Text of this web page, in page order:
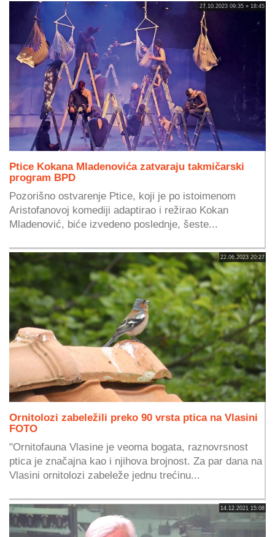
27.10.2023 09:35 » 18:45
Ptice Kokana Mladenovića zatvaraju takmičarski
program BPD
Pozorišno ostvarenje Ptice, koji je po istoimenom
Aristofanovoj komediji adaptirao i režirao Kokan
Mladenović, biće izvedeno poslednje, šeste...
22.06.2023 20:27
Ornitolozi zabeležili preko 90 vrsta ptica na Vlasini
FOTO
"Ornitofauna Vlasine je veoma bogata, raznovrsnost
ptica je značajna kao i njihova brojnost. Za par dana na
Vlasini ornitolozi zabeleže jednu trećinu...
14.12.2021 15:08